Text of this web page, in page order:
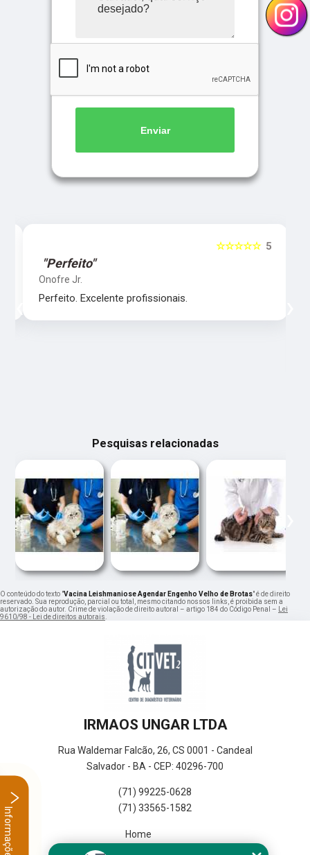
Enviar
5
☆☆☆☆☆
"Perfeito"
Onofre Jr.
Perfeito. Excelente profissionais.
‹
Pesquisas relacionadas
‹ ›
O conteúdo do texto "Vacina Leishmaniose Agendar Engenho Velho de Brotas" é de direito
reservado. Sua reprodução, parcial ou total, mesmo citando nossos links, é proibida sem a
autorização do autor. Crime de violação de direito autoral – artigo 184 do Código Penal – Lei
9610/98 - Lei de direitos autorais.
IRMAOS UNGAR LTDA
Rua Waldemar Falcão, 26, CS 0001 - Candeal
Salvador - BA - CEP: 40296-700
(71) 99225-0628
(71) 33565-1582
Home
Informações